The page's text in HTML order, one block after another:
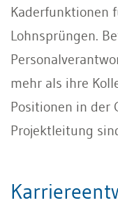
Kaderfunktionen
Lohnsprüngen.
mehr als ihre
Positionen in der
Projektleitung